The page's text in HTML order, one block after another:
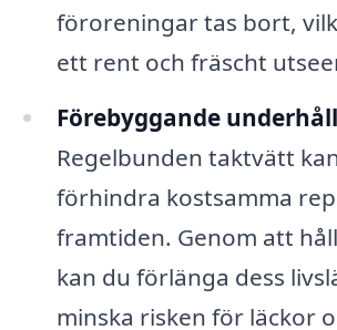
föroreningar tas bort,
ett rent och fräscht
Förebyggande
Regelbunden taktvätt
förhindra kostsamma
framtiden. Genom att
kan du förlänga dess
minska risken för läckor